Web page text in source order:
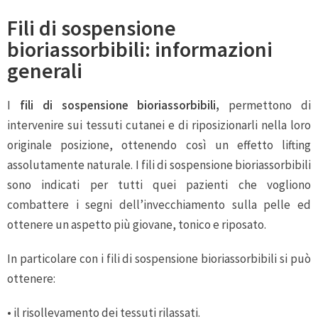
Fili di sospensione
bioriassorbibili: informazioni
generali
I fili di sospensione bioriassorbibili, permettono di
intervenire sui tessuti cutanei e di riposizionarli nella loro
originale posizione, ottenendo così un effetto lifting
assolutamente naturale. I fili di sospensione bioriassorbibili
sono indicati per tutti quei pazienti che vogliono
combattere i segni dell’invecchiamento sulla pelle ed
ottenere un aspetto più giovane, tonico e riposato.
In particolare con i fili di sospensione bioriassorbibili si può
ottenere:
• il risollevamento dei tessuti rilassati.